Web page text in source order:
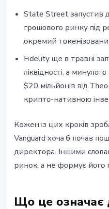
State Street
грошового ринку під
окремий
Fidelity ще в травні
ліквідності, а
$20 мільйонів від
крипто-нативною
Кожен із цих кроків
Vanguard хоча б почав
директора. Іншими
ринок, а не формує його
Що це означає